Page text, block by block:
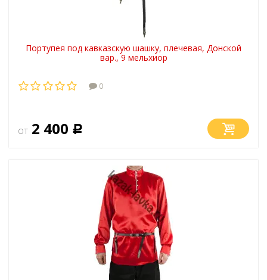
Портупея под кавказскую шашку, плечевая, Донской
вар., 9 мельхиор
0
от 2 400 Р